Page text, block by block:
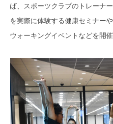
ば、スポーツクラブのトレーナ
を実際に体験する健康セミナー
ウォーキングイベントなどを開催